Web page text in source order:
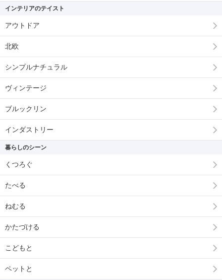
インテリアのテイスト
アウトドア
北欧
シンプルナチュラル
ヴィンテージ
ブルックリン
インダストリー
暮らしのシーン
くつろぐ
たべる
ねむる
かたづける
こどもと
ペットと